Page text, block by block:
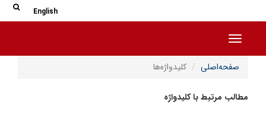
English
Toggle navigation
صفحه‌اصلی کلیدواژه‌ها
مطالب مرتبط با کلیدواژه